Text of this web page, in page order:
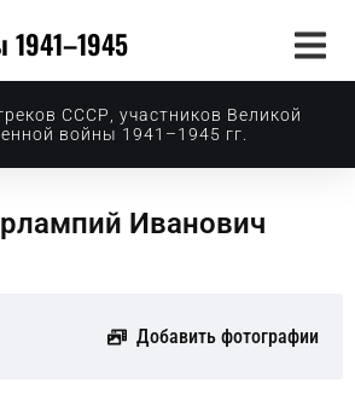
1941–1945
СССР, участников Великой
войны 1941–1945 гг.
Иванович
Добавить фотографии